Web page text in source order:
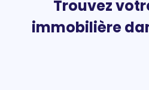
Trouvez
immobilière